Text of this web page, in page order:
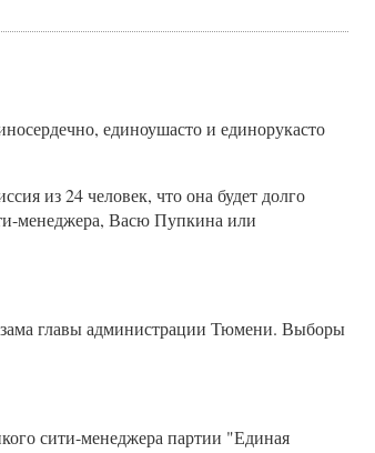
единоушасто и единорукасто
из 24 человек, что она будет долго
менеджера, Васю Пупкина или
зама главы администрации Тюмени. Выборы
сити-менеджера партии "Единая